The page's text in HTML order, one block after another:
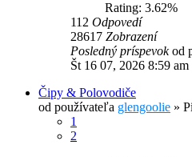
Rating: 3.62%
112 Odpovedí
28617 Zobrazení
Posledný príspevokod
Št 16 07, 2026 8:59 am
Čipy & Polovodiče
od používateľa glengoolie »
1
2